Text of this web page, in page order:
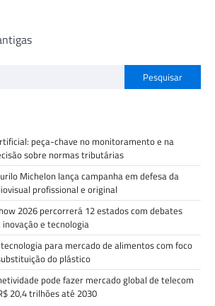
Pesquisar
peça-chave no monitoramento e na
sobre normas tributárias
Michelon lança campanha em defesa da
profissional e original
2026 percorrerá 12 estados com debates
e tecnologia
para mercado de alimentos com foco
do plástico
pode fazer mercado global de telecom
20,4 trilhões até 2030